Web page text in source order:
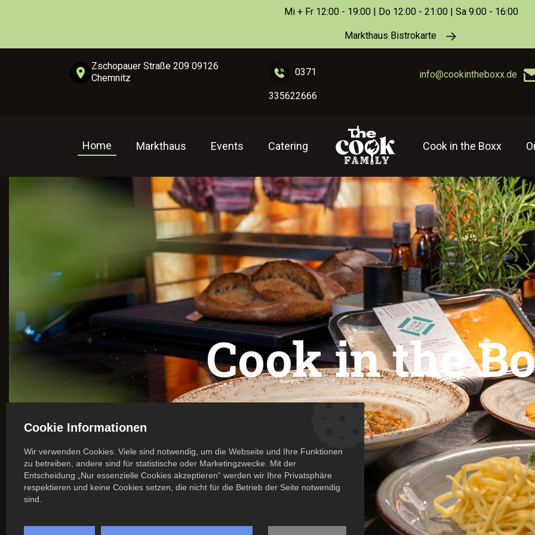
Mi + Fr 12:00 - 19:00 | Do 12:00 - 21:00 | Sa 9:00 - 16:00
Markthaus Bistrokarte
Zschopauer Straße 209 09126
Chemnitz
0371
335622666
info@cookintheboxx.de
Home Markthaus Events Catering Cook in the Boxx
Cook in the
Cookie Informationen
Wir verwenden Cookies. Viele sind notwendig, um die Webseite und Ihre Funktionen
zu betreiben, andere sind für statistische oder Marketingzwecke. Mit der
Entscheidung „Nur essenzielle Cookies akzeptieren“ werden wir Ihre Privatsphäre
respektieren und keine Cookies setzen, die nicht für die Betrieb der Seite notwendig
sind.